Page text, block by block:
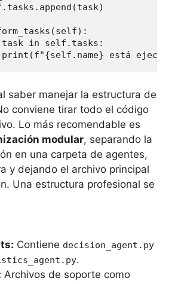
in self.tasks:
está
saber manejar la estructura de
conviene tirar todo el código
Lo más recomendable es
modular, separando la
en una carpeta de agentes,
y dejando el archivo principal
Una estructura profesional se
Contiene decision_agent.py
.
Archivos de soporte como